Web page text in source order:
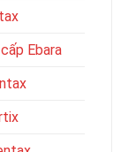
Ebara